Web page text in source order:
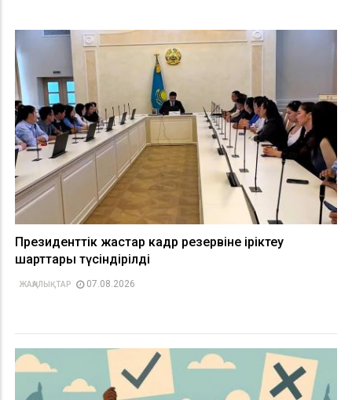
Президенттік жастар кадр резервіне іріктеу
шарттары түсіндірілді
ЖАҢАЛЫҚТАР 07.08.2026